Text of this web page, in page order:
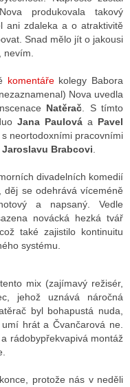
produkovala takový
ani zdaleka a o atraktivitě
Snad mělo jít o jakousi
komentářekolegy Babora
Nova uvedla
Natěrač . S tímto
Jana Paulová a Pavel
s neortodoxními pracovními
Jaroslavu Brabcovi
divadelních komedií
děj se odehrává víceméně
a napsaný. Vedle
novácká hezká tvář
také zajistilo kontinuitu
systému.
mix (zajímavý režisér,
jehož uznává náročná
byl bohapustá nuda,
hrát a Čvančarová ne.
rádobypřekvapivá montáž
protože nás v neděli